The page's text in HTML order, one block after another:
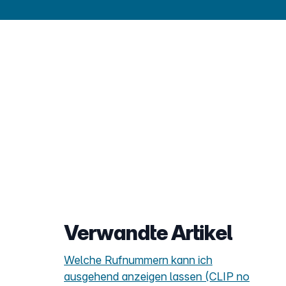
Verwandte Artikel
Welche Rufnummern kann ich
ausgehend anzeigen lassen (CLIP no